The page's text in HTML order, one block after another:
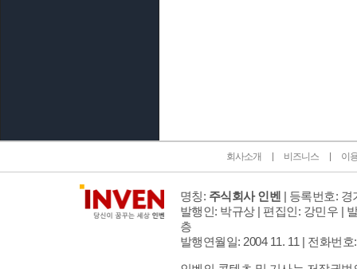
회사소개 비즈니스 이
명칭: 주식회사 인벤 | 등록번호: 경
발행인: 박규상 | 편집인: 강민우 |
층
발행연월일: 2004 11. 11 | 전화번호